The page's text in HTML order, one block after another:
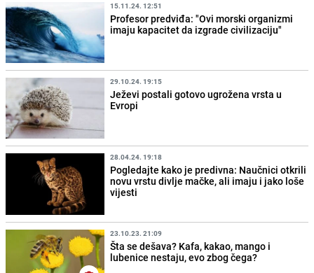
15.11.24. 12:51
Profesor predviđa: "Ovi morski organizmi
imaju kapacitet da izgrade civilizaciju"
29.10.24. 19:15
Ježevi postali gotovo ugrožena vrsta u
Evropi
28.04.24. 19:18
Pogledajte kako je predivna: Naučnici otkrili
novu vrstu divlje mačke, ali imaju i jako loše
vijesti
23.10.23. 21:09
Šta se dešava? Kafa, kakao, mango i
lubenice nestaju, evo zbog čega?